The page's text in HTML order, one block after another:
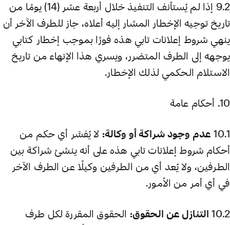
9.2 إذا لم يُستأنف التنفيذ خلال أربعة عشر (14) يومًا من
تاريخ توجيه الإخطار المشار إليه أعلاه، جاز للطرف الآخر أن
ينهي شروط إعلانات تابي هذه فورًا بموجب إخطار كتابي
يوجهه إلى الطرف المتضرر، ويسري هذا الإنهاء من تاريخ
الاستلام الحكمي لذلك الإخطار.
10. أحكام عامة
10.1 عدم وجود شراكة أو وكالة: لا يُفسَّر أي حكم من
أحكام شروط إعلانات تابي هذه على أنه ينشئ شراكة بين
الطرفين، ولا يُعد أي من الطرفين وكيلًا عن الطرف الآخر
في أي أمر من الأمور.
10.2 التنازل عن الحقوق: الحقوق المقررة لكل طرف